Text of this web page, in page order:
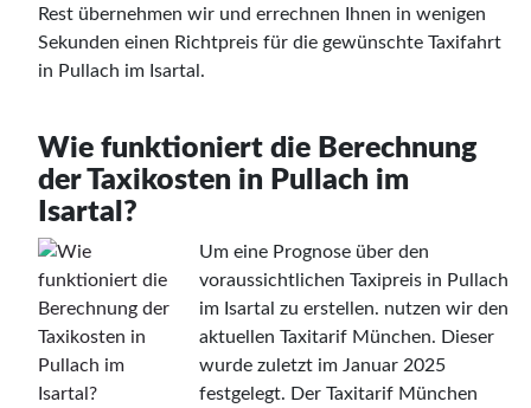
Rest übernehmen wir und errechnen Ihnen in wenigen
Sekunden einen Richtpreis für die gewünschte Taxifahrt
in Pullach im Isartal.
Wie funktioniert die Berechnung
der Taxikosten in Pullach im
Isartal?
Um eine Prognose über den
voraussichtlichen Taxipreis in Pullach
im Isartal zu erstellen. nutzen wir den
aktuellen Taxitarif München. Dieser
wurde zuletzt im Januar 2025
festgelegt. Der Taxitarif München